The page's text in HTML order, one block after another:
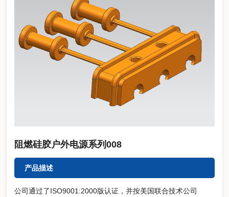
阻燃硅胶户外电源系列008
产品描述
公司通过了ISO9001:2000版认证，并按美国联合技术公司